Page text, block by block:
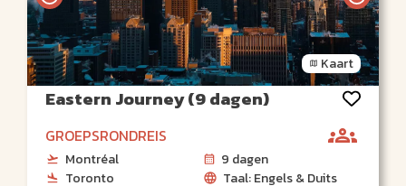
Kaart
Eastern Journey (9 dagen)
GROEPSRONDREIS
Montréal
9 dagen
Toronto
Taal: Engels & Duits